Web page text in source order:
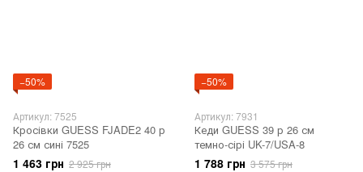
−50%
Артикул: 7525
Кросівки GUESS FJADE2 40 р
26 см сині 7525
1 463 грн 2 925 грн
−50%
Артикул: 7931
Кеди GUESS 39 р 26 см
темно-сірі UK-7/USA-8
1 788 грн 3 575 грн